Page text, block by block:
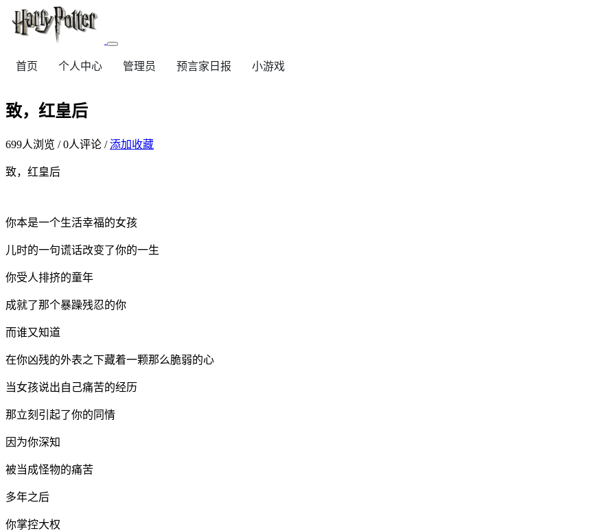
首页 个人中心 管理员 预言家日报 小游戏
致，红皇后
699人浏览 /0人评论 /添加收藏
致，红皇后
你本是一个生活幸福的女孩
儿时的一句谎话改变了你的一生
你受人排挤的童年
成就了那个暴躁残忍的你
而谁又知道
在你凶残的外表之下藏着一颗那么脆弱的心
当女孩说出自己痛苦的经历
那立刻引起了你的同情
因为你深知
被当成怪物的痛苦
多年之后
你掌控大权